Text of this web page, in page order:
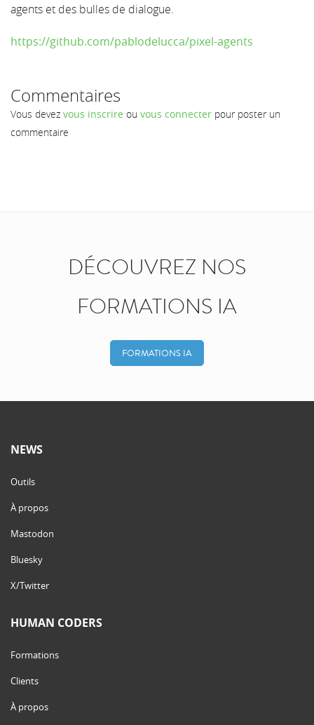
agents et des bulles de dialogue.
https://github.com/pablodelucca/pixel-agents
Commentaires
Vous devez vous inscrire ou vous connecter pour poster un
commentaire
DÉCOUVREZ NOS
FORMATIONS IA
FORMATIONS IA
NEWS
Outils
À propos
Mastodon
Bluesky
X/Twitter
HUMAN CODERS
Formations
Clients
À propos